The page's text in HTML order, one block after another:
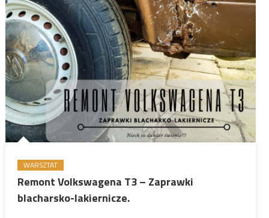
WARSZTAT
Remont Volkswagena T3 – Zaprawki
blacharsko-lakiernicze.